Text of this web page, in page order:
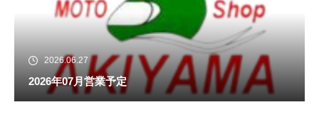
2026.06.27
2026年07月営業予定